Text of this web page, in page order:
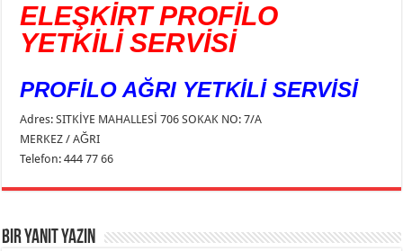
ELEŞKİRT PROFİLO
YETKİLİ SERVİSİ
PROFİLO AĞRI YETKİLİ SERVİSİ
Adres: SITKİYE MAHALLESİ 706 SOKAK NO: 7/A
MERKEZ / AĞRI
Telefon: 444 77 66
Bir yanıt yazın